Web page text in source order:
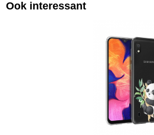
Ook interessant